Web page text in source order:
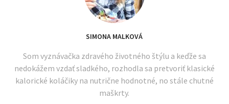
SIMONA MALKOVÁ
Som vyznávačka zdravého životného štýlu a keďže sa
nedokážem vzdať sladkého, rozhodla sa pretvoriť klasické
kalorické koláčiky na nutrične hodnotné, no stále chutné
maškrty.